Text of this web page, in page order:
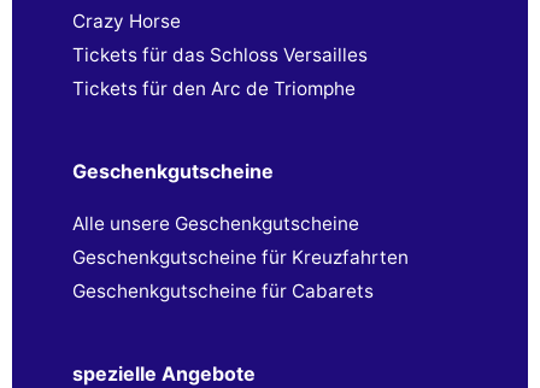
Crazy Horse
Tickets für das Schloss Versailles
Tickets für den Arc de Triomphe
Geschenkgutscheine
Alle unsere Geschenkgutscheine
Geschenkgutscheine für Kreuzfahrten
Geschenkgutscheine für Cabarets
spezielle Angebote